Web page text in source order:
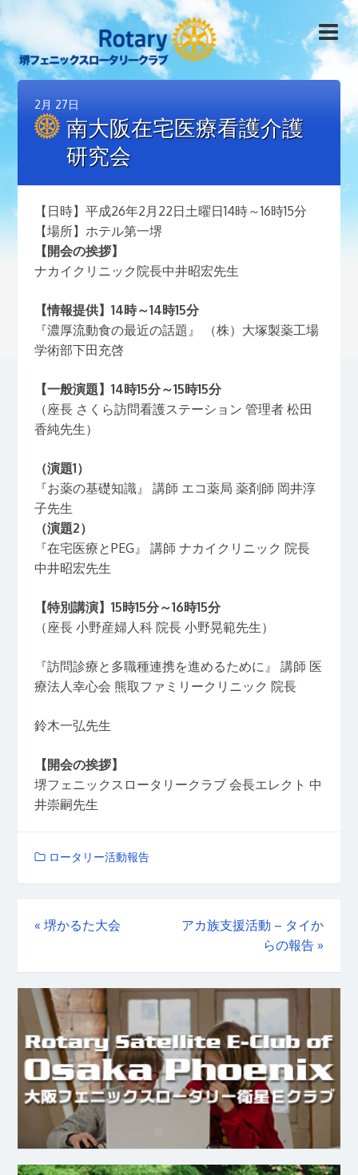
2月 27日
南大阪在宅医療看護介護
研究会
【日時】平成26年2月22日土曜日14時～16時15分
【場所】ホテル第一堺
【開会の挨拶】
ナカイクリニック院長中井昭宏先生
【情報提供】14時～14時15分
『濃厚流動食の最近の話題』 （株）大塚製薬工場
学術部下田充啓
【一般演題】14時15分～15時15分
（座長 さくら訪問看護ステーション 管理者 松田
香純先生）
（演題1）
『お薬の基礎知識』 講師 エコ薬局 薬剤師 岡井淳
子先生
（演題2）
『在宅医療とPEG』 講師 ナカイクリニック 院長
中井昭宏先生
【特別講演】15時15分～16時15分
（座長 小野産婦人科 院長 小野晃範先生）
『訪問診療と多職種連携を進めるために』 講師 医
療法人幸心会 熊取ファミリークリニック 院長
鈴木一弘先生
【開会の挨拶】
堺フェニックスロータリークラブ 会長エレクト 中
井崇嗣先生
ロータリー活動報告
« 堺かるた大会
アカ族支援活動 – タイか
らの報告 »